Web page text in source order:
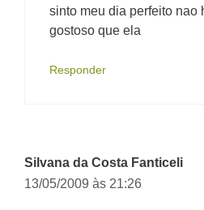
sinto meu dia perfeito nao
gostoso que ela
Responder
Silvana da Costa Fanticeli
13/05/2009 às 21:26